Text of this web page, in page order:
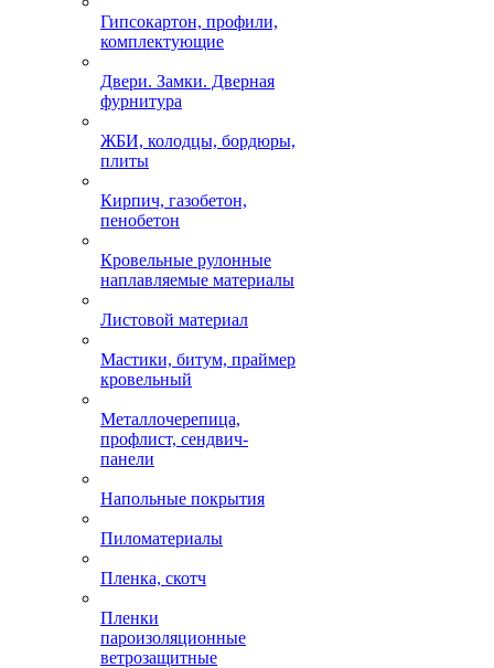
Гипсокартон, профили,
комплектующие
Двери. Замки. Дверная
фурнитура
ЖБИ, колодцы, бордюры,
плиты
Кирпич, газобетон,
пенобетон
Кровельные рулонные
наплавляемые материалы
Листовой материал
Мастики, битум, праймер
кровельный
Металлочерепица,
профлист, сендвич-
панели
Напольные покрытия
Пиломатериалы
Пленка, скотч
Пленки
пароизоляционные
ветрозащитные